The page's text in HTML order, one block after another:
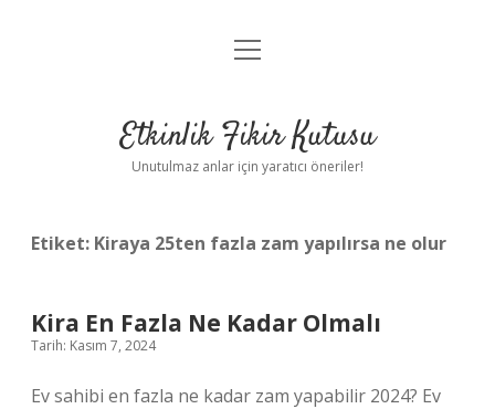
Anasayfa
Yasal Uyarı
menüyü
Etkinlik Fikir Kutusu
Unutulmaz anlar için yaratıcı öneriler!
Etiket: Kiraya 25ten fazla zam yapılırsa ne olur
Kira En Fazla Ne Kadar Olmalı
Tarih: Kasım 7, 2024
Ev sahibi en fazla ne kadar zam yapabilir 2024? Ev